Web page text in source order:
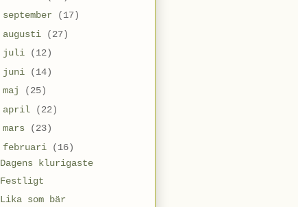
september
(17)
augusti
(27)
juli
(12)
juni
(14)
maj
(25)
april
(22)
mars
(23)
februari
(16)
Dagens klurigaste
Festligt
Lika som bär